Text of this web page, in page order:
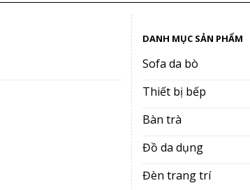
DANH MỤC SẢN PHẨM
Sofa da bò
Thiết bị bếp
Bàn trà
Đồ da dụng
Đèn trang trí